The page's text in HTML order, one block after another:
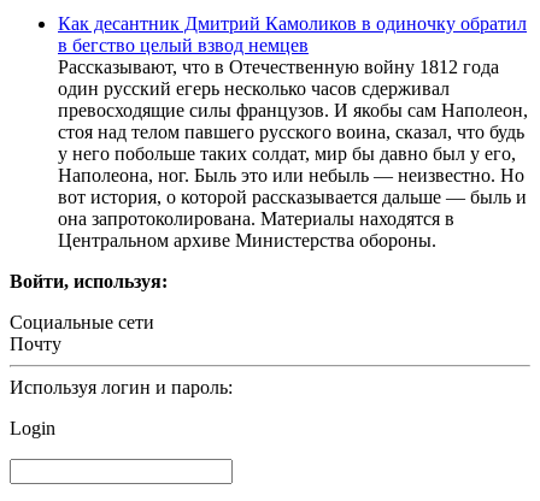
Как десантник Дмитрий Камоликов в одиночку обратил
в бегство целый взвод немцев
Рассказывают, что в Отечественную войну 1812 года
один русский егерь несколько часов сдерживал
превосходящие силы французов. И якобы сам Наполеон,
стоя над телом павшего русского воина, сказал, что будь
у него побольше таких солдат, мир бы давно был у его,
Наполеона, ног. Быль это или небыль — неизвестно. Но
вот история, о которой рассказывается дальше — быль и
она запротоколирована. Материалы находятся в
Центральном архиве Министерства обороны.
Войти, используя:
Социальные сети
Почту
Используя логин и пароль:
Login